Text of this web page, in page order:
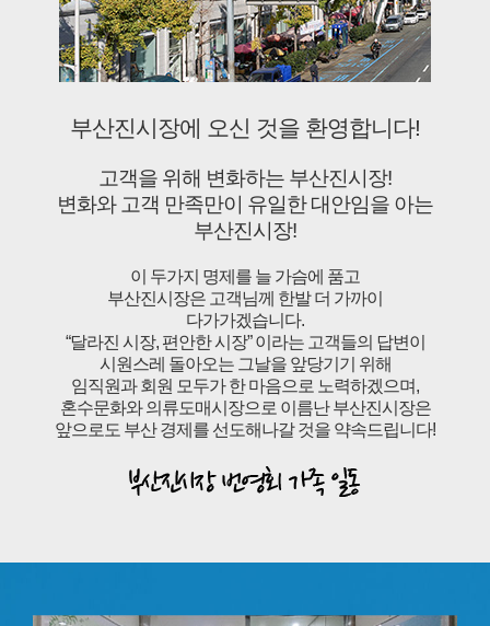
부산진시장에 오신 것을 환영합니다!
고객을 위해 변화하는 부산진시장!
변화와 고객 만족만이 유일한 대안임을 아는
부산진시장!
이 두가지 명제를 늘 가슴에 품고
부산진시장은 고객님께 한발 더 가까이
다가가겠습니다.
“달라진 시장, 편안한 시장” 이라는 고객들의 답변이
시원스레 돌아오는 그날을 앞당기기 위해
임직원과 회원 모두가 한 마음으로 노력하겠으며,
혼수문화와 의류도매시장으로 이름난 부산진시장은
앞으로도 부산 경제를 선도해나갈 것을 약속드립니다!